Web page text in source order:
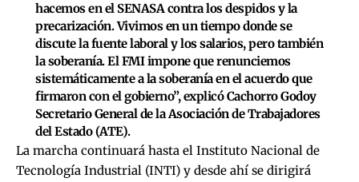
hacemos en el SENASA contra los despidos y la
precarización. Vivimos en un tiempo donde se
discute la fuente laboral y los salarios, pero también
la soberanía. El FMI impone que renunciemos
sistemáticamente a la soberanía en el acuerdo que
firmaron con el gobierno”, explicó Cachorro Godoy
Secretario General de la Asociación de Trabajadores
del Estado (ATE).
La marcha continuará hasta el Instituto Nacional de
Tecnología Industrial (INTI) y desde ahí se dirigirá